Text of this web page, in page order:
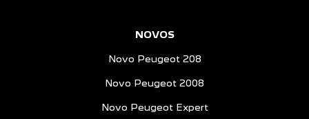
NOVOS
Novo Peugeot 208
Novo Peugeot 2008
Novo Peugeot Expert